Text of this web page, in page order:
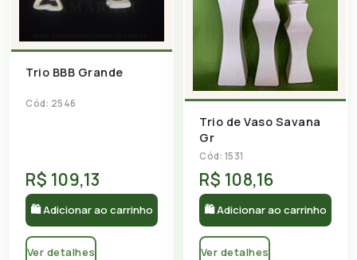
Trio BBB Grande
Cód: 2546
R$ 109,13
🛍 Adicionar ao carrinho
Ver detalhes
Trio de Vaso Savana
Gr
Cód: 1531
R$ 108,16
🛍 Adicionar ao carrinho
Ver detalhes